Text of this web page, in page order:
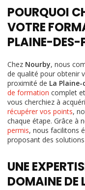
POURQUOI
VOTRE
PLAINE-DES-
Chez Nourby, nous
de qualité pour obtenir
proximité de La
de formation complet
vous cherchiez à
récupérer vos points,
chaque étape. Grâce à
permis, nous facilitons
proposant des
UNE
DOMAINE DE